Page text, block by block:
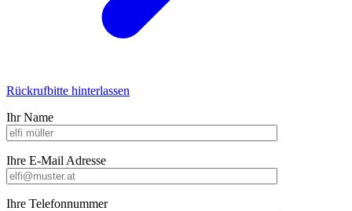
Rückrufbitte hinterlassen
Ihr Name
Ihre E-Mail Adresse
Ihre Telefonnummer